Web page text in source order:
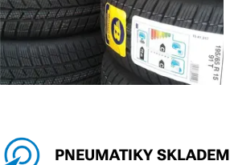
PNEUMATIKY SKLADEM